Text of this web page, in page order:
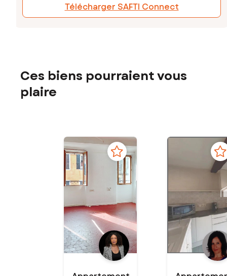
Télécharger SAFTI Connect
Ces biens pourraient vous
plaire